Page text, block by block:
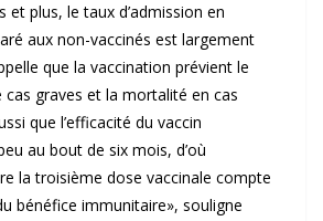
plus, le taux d’admission en
aux non-vaccinés est largement
que la vaccination prévient le
graves et la mortalité en cas
que l’efficacité du vaccin
au bout de six mois, d’où
la troisième dose vaccinale compte
bénéfice immunitaire», souligne